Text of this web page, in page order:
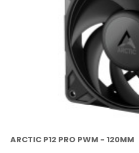
ARCTIC P12 PRO PWM - 120MM